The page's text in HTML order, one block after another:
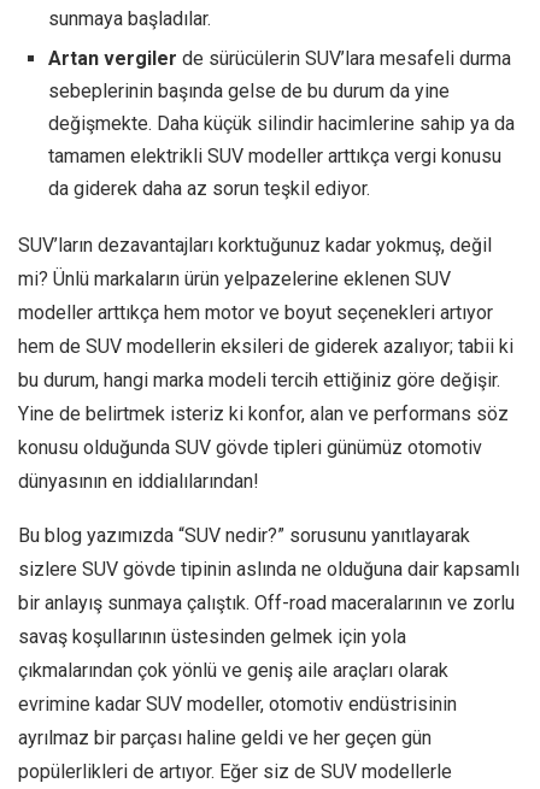
sunmaya başladılar.
Artan vergiler de sürücülerin SUV’lara mesafeli durma
sebeplerinin başında gelse de bu durum da yine
değişmekte. Daha küçük silindir hacimlerine sahip ya da
tamamen elektrikli SUV modeller arttıkça vergi konusu
da giderek daha az sorun teşkil ediyor.
SUV’ların dezavantajları korktuğunuz kadar yokmuş, değil
mi? Ünlü markaların ürün yelpazelerine eklenen SUV
modeller arttıkça hem motor ve boyut seçenekleri artıyor
hem de SUV modellerin eksileri de giderek azalıyor; tabii ki
bu durum, hangi marka modeli tercih ettiğiniz göre değişir.
Yine de belirtmek isteriz ki konfor, alan ve performans söz
konusu olduğunda SUV gövde tipleri günümüz otomotiv
dünyasının en iddialılarından!
Bu blog yazımızda “SUV nedir?” sorusunu yanıtlayarak
sizlere SUV gövde tipinin aslında ne olduğuna dair kapsamlı
bir anlayış sunmaya çalıştık. Off-road maceralarının ve zorlu
savaş koşullarının üstesinden gelmek için yola
çıkmalarından çok yönlü ve geniş aile araçları olarak
evrimine kadar SUV modeller, otomotiv endüstrisinin
ayrılmaz bir parçası haline geldi ve her geçen gün
popülerlikleri de artıyor. Eğer siz de SUV modellerle